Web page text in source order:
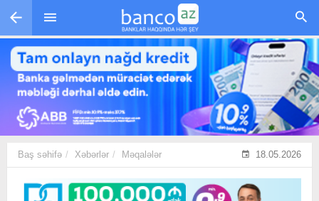
Skip to main content
Baş səhifə Xəbərlər Məqalələr 18.05.2026